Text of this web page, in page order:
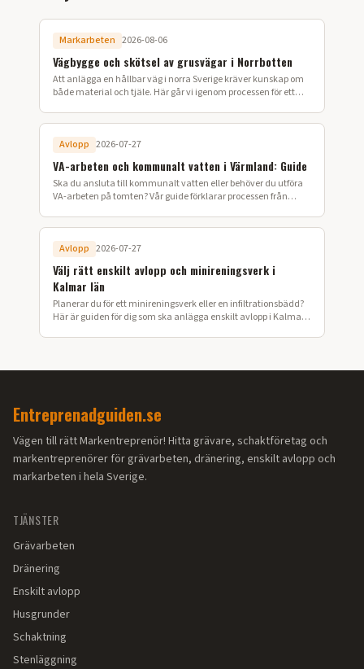
Markarbeten 2026-08-06
Vägbygge och skötsel av grusvägar i Norrbotten
Att anlägga en hållbar väg i norra Sverige kräver kunskap om
både material och tjäle. Här går vi igenom processen för ett
Avlopp 2026-07-27
VA-arbeten och kommunalt vatten i Värmland: Guide
Ska du ansluta till kommunalt vatten eller behöver du utföra
VA-arbeten på tomten? Vår guide förklarar processen från
Avlopp 2026-07-27
Välj rätt enskilt avlopp och minireningsverk i
Kalmar län
Planerar du för ett minireningsverk eller en infiltrationsbädd?
Här är guiden för dig som ska anlägga enskilt avlopp i Kalmar
Entreprenadguiden.se
Vägen till rätt Markentreprenör! Hitta grävare, schaktföretag och
markentreprenörer för grävarbeten, dränering, enskilt avlopp och
markarbeten i hela Sverige.
TJÄNSTER
Grävarbeten
Dränering
Enskilt avlopp
Husgrunder
Schaktning
Stenläggning